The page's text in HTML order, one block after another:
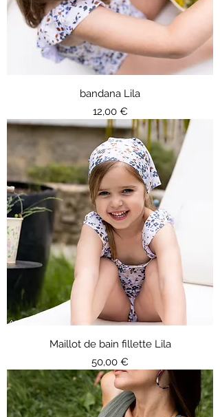
bandana Lila
Prix
12,00 €
Maillot de bain fillette Lila
Prix
50,00 €